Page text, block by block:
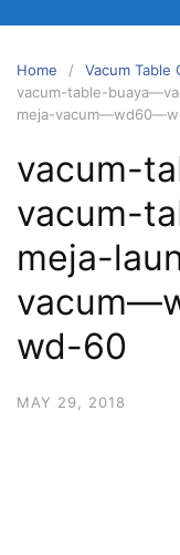
Home
Vacum Table
vacum-table-
meja-
vacum-
vacum-
meja-
wd-60
MAY 29, 2018